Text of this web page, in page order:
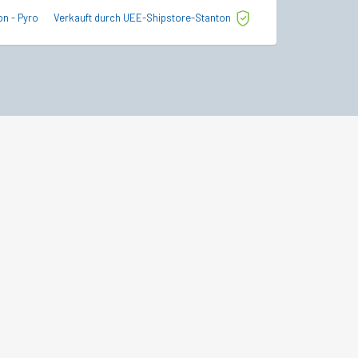
- Pyro Verkauft durch UEE-Shipstore-Stanton